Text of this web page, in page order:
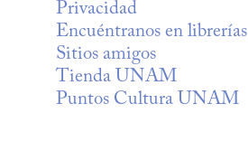
Privacidad
Encuéntranos en librerías
Sitios amigos
Tienda UNAM
Puntos Cultura UNAM